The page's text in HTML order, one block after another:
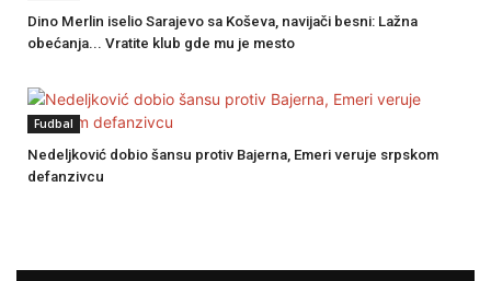
Dino Merlin iselio Sarajevo sa Koševa, navijači besni: Lažna
obećanja... Vratite klub gde mu je mesto
Fudbal
Nedeljković dobio šansu protiv Bajerna, Emeri veruje srpskom
defanzivcu